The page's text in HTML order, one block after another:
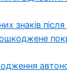
знаків